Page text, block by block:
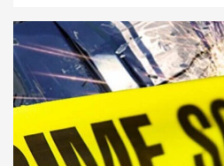
ასტროლოგია
ფაქტები
მსოფლიო
ეკონომიკა
სამართალი
რჩევები
საზოგადოება
განათლება
კულტურა